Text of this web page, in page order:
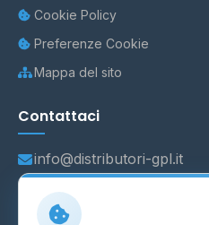
Cookie Policy
Preferenze Cookie
Mappa del sito
Contattaci
info@distributori-gpl.it